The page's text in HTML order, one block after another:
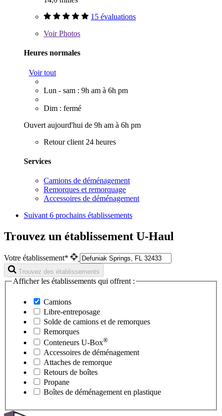
15 évaluations
VoirPhotos
Heures normales
Voir tout
Lun - sam : 9h am à 6h pm
Dim : fermé
Ouvert aujourd'hui de 9h am à 6h pm
Retour client 24 heures
Services
Camions de déménagement
Remorques et remorquage
Accessoires de déménagement
Suivant 6 prochains établissements
Trouvez un établissement U-Haul
Votre établissement*
Trouvez des établissements
Afficher les établissements qui offrent :
Camions
Libre-entreposage
Solde de camions et de remorques
Remorques
Conteneurs U-Box®
Accessoires de déménagement
Attaches de remorque
Retours de boîtes
Propane
Boîtes de déménagement en plastique